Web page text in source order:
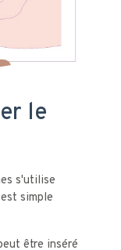
le
s'utilise
simple
être inséré